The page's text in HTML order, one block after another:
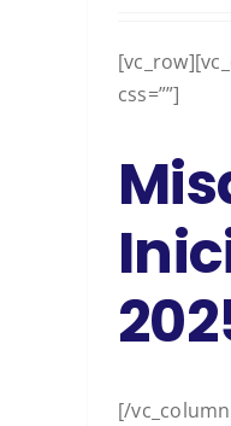
css=””]
[/